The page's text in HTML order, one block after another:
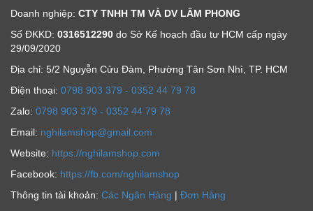
Doanh nghiệp: CTY TNHH TM VÀ DV LÂM PHONG
Số ĐKKD: 0316512290 do Sở Kế hoạch đầu tư HCM cấp ngày
29/09/2020
Địa chỉ: 5/2 Nguyễn Cửu Đàm, Phường Tân Sơn Nhì, TP. HCM
Ðiện thoại: 0798 903 379 - 0352 44 79 78
Zalo: 0798 903 379 - 0352 44 79 78
Email: nghilamshop@gmail.com
Website: https://nghilamshop.com
Facebook: https://fb.com/nghilamshop
Thông tin tài khoản: Các Ngân Hàng | Đơn Hàng